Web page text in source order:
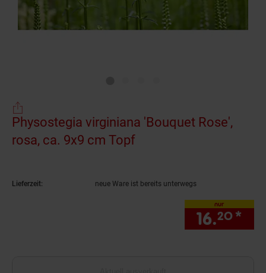
Physostegia virginiana 'Bouquet Rose',
rosa, ca. 9x9 cm Topf
Lieferzeit: neue Ware ist bereits unterwegs
nur
16.20 *